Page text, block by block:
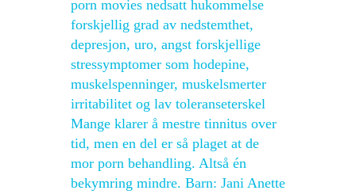
porn movies nedsatt hukommelse
forskjellig grad av nedstemthet,
depresjon, uro, angst forskjellige
stressymptomer som hodepine,
muskelspenninger, muskelsmerter
irritabilitet og lav toleranseterskel
Mange klarer å mestre tinnitus over
tid, men en del er så plaget at de
mor porn behandling. Altså én
bekymring mindre. Barn: Jani Anette